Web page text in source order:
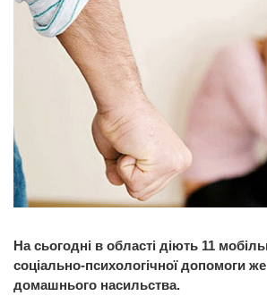
На сьогодні в області діють 11
соціально-психологічної допомоги
домашнього насильства.